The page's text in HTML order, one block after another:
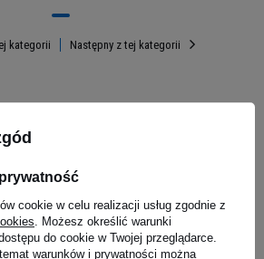
i
z kreatyną
kategorii Następny z tej kategorii
cookie w celu realizacji usług zgodnie z
. Możesz określić warunki
do cookie w Twojej przeglądarce.
warunków i prywatności można